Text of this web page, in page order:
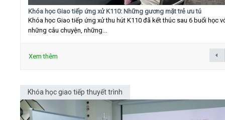
Khóa học Giao tiếp ứng xử K110: Những gương mặt trẻ ưu tú
Khóa học Giao tiếp ứng xử thu hút K110 đã kết thúc sau 6 buổi học
những câu chuyện, những...
Xem thêm
Khóa học giao tiếp thuyết trình